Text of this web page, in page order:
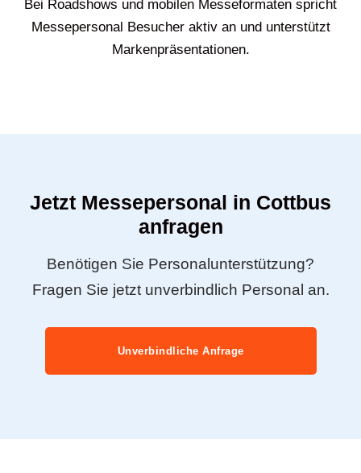
Bei Roadshows und mobilen Messeformaten spricht
Messepersonal Besucher aktiv an und unterstützt
Markenpräsentationen.
Jetzt Messepersonal in Cottbus
anfragen
Benötigen Sie Personalunterstützung?
Fragen Sie jetzt unverbindlich Personal an.
Unverbindliche Anfrage